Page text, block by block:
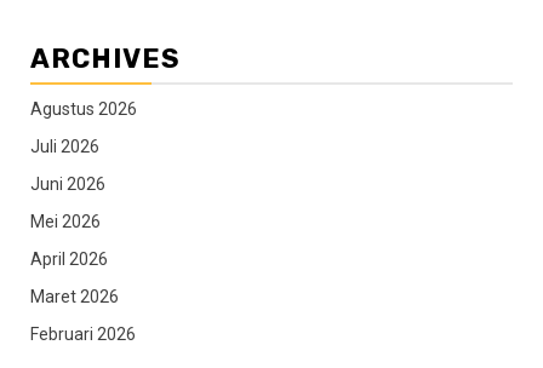
ARCHIVES
Agustus 2026
Juli 2026
Juni 2026
Mei 2026
April 2026
Maret 2026
Februari 2026